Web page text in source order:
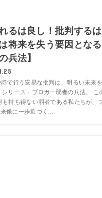
るは良し！批判する
将来を失う要因とな
兵法】
で行う安易な批判は、明るい未来
シリーズ・ブロガー弱者の兵法。 こ
も持ち得ない弱者である私たちが、
像に一歩近づく...